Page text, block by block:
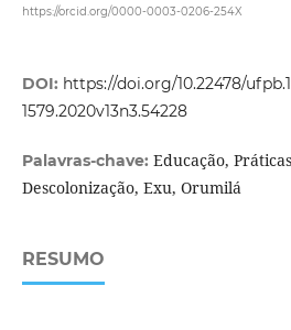
https://orcid.org/0000-0003-0206-254X
DOI: https://doi.org/10.22478/
1579.2020v13n3.54228
Palavras-chave: Educação,
Descolonização, Exu, Orumilá
RESUMO